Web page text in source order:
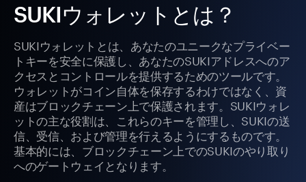
SUKIウォレットとは？
SUKIウォレットとは、あなたのユニークなプライベー
トキーを安全に保護し、あなたのSUKIアドレスへのア
クセスとコントロールを提供するためのツールです。
ウォレットがコイン自体を保存するわけではなく、資
産はブロックチェーン上で保護されます。SUKIウォレ
ットの主な役割は、これらのキーを管理し、SUKIの送
信、受信、および管理を行えるようにするものです。
基本的には、ブロックチェーン上でのSUKIのやり取り
へのゲートウェイとなります。